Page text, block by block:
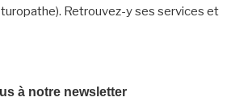
Retrouvez-y ses services et
à notre newsletter